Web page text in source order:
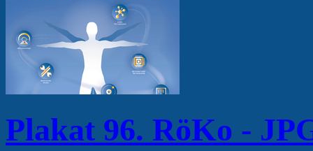
Plakat 96. RöKo -